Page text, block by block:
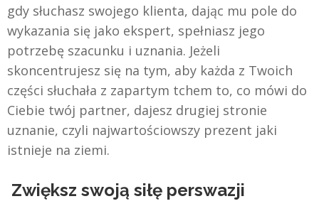
gdy słuchasz swojego klienta, dając mu pole do
wykazania się jako ekspert, spełniasz jego
potrzebę szacunku i uznania. Jeżeli
skoncentrujesz się na tym, aby każda z Twoich
części słuchała z zapartym tchem to, co mówi do
Ciebie twój partner, dajesz drugiej stronie
uznanie, czyli najwartościowszy prezent jaki
istnieje na ziemi.
Zwiększ swoją siłę perswazji